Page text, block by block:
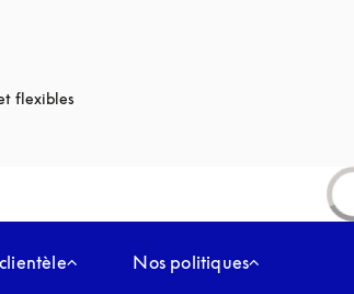
flexibles
Nos politiques